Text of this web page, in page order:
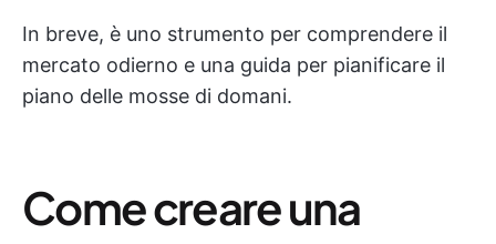
In breve, è uno strumento per comprendere il
mercato odierno e una guida per pianificare il
piano delle mosse di domani.
Come creare una